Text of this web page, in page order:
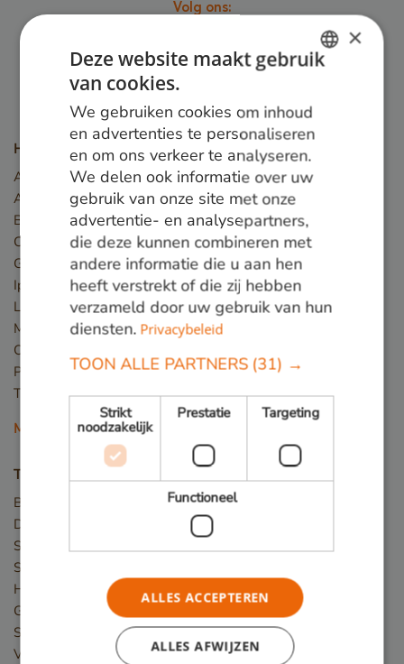
Volg ons:
Houtsoorten
Angelim Vermelho
Azobé
Basralocus
Cumaru
Guariuba
Ipé
Louro preto
Massaranduba
Okan
Piquia
Tali
Meer houtsoorten
Toepassingen
Bruggen
Damwand / Beschoeiing
Straatmeubilair
Speeltoestellen
Hekwerk
Gevelbekleding
Steigers
Vlonder
GERMAN
ENGLISH
×
Deze website maakt gebruik
van cookies.
We gebruiken cookies om inhoud
en advertenties te personaliseren
en om ons verkeer te analyseren.
We delen ook informatie over uw
gebruik van onze site met onze
advertentie- en analysepartners,
die deze kunnen combineren met
andere informatie die u aan hen
heeft verstrekt of die zij hebben
verzameld door uw gebruik van hun
diensten. Privacybeleid
TOON ALLE PARTNERS (31) →
Strikt
noodzakelijk
Prestatie Targeting
Functioneel
ALLES ACCEPTEREN
ALLES AFWIJZEN